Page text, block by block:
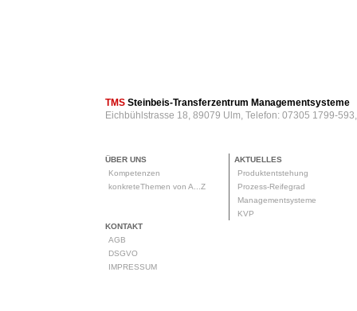
TMS Steinbeis-Transferzentrum Managementsysteme
Eichbühlstrasse 18, 89079 Ulm, Telefon: 07305 1799-
ÜBER UNS
Kompetenzen
konkreteThemen von A...Z
AKTUELLES
Produktentstehung
Prozess-Reifegrad
Managementsysteme
KVP
KONTAKT
AGB
DSGVO
IMPRESSUM